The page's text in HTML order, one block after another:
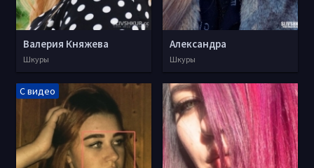
Валерия Княжева
Шкуры
Александра
Шкуры
С видео